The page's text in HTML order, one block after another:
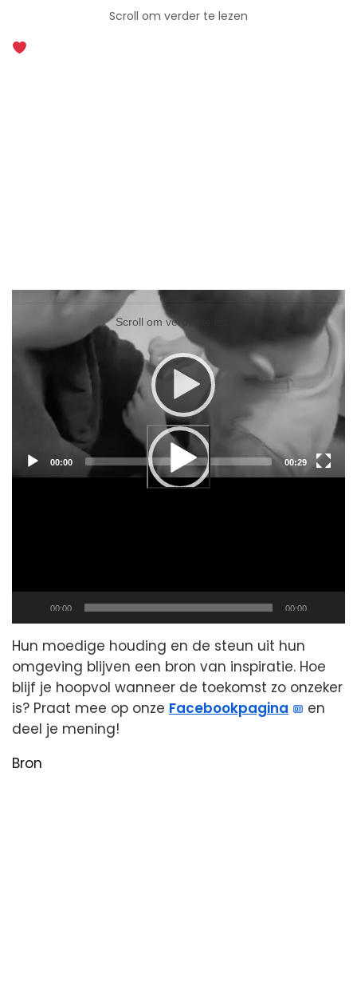
Scroll om verder te lezen
Videospeler
Videospeler
Scroll om verder te lezen
Current
00:00
Total
duration
00:29
Current
00:00
Total
00:00
Hun moedige houding en de steun uit hun
omgeving blijven een bron van inspiratie. Hoe
blijf je hoopvol wanneer de toekomst zo onzeker
is? Praat mee op onze Facebookpagina
en
deel je mening!
Bron